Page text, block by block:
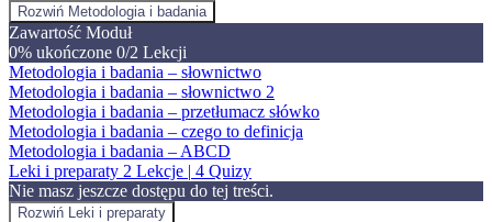
Rozwiń Metodologia i badania
Zawartość Moduł
0% ukończone 0/2 Lekcji
Metodologia i badania – słownictwo
Metodologia i badania – słownictwo 2
Metodologia i badania – przetłumacz słówko
Metodologia i badania – czego to definicja
Metodologia i badania – ABCD
Leki i preparaty 2 Lekcje | 4 Quizy
Nie masz jeszcze dostępu do tej treści.
Rozwiń Leki i preparaty